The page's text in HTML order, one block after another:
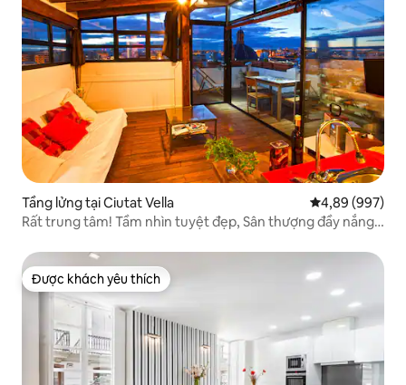
Tầng lửng tại Ciutat Vella Xếp hạng
4,89 (997)
Rất trung tâm! Tầm nhìn tuyệt đẹp, Sân thượng đầy nắng,
Được khách yêu thích
Được khách yêu thích